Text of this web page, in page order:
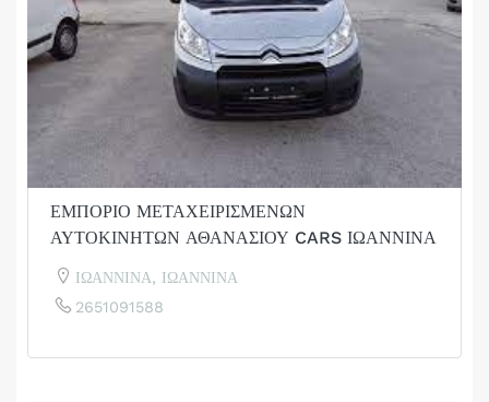
ΕΜΠΟΡΙΟ ΜΕΤΑΧΕΙΡΙΣΜΕΝΩΝ
ΑΥΤΟΚΙΝΗΤΩΝ ΑΘΑΝΑΣΙΟΥ CARS ΙΩΑΝΝΙΝΑ
ΙΩΑΝΝΙΝΑ, ΙΩΑΝΝΙΝΑ
2651091588